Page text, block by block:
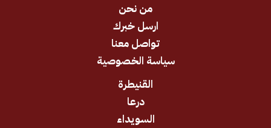
ارسل خبرك
تواصل معنا
سياسة الخصوصية